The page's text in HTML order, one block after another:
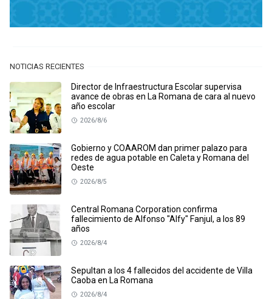
NOTICIAS RECIENTES
Director de Infraestructura Escolar supervisa
avance de obras en La Romana de cara al nuevo
año escolar
2026/8/6
Gobierno y COAAROM dan primer palazo para
redes de agua potable en Caleta y Romana del
Oeste
2026/8/5
Central Romana Corporation confirma
fallecimiento de Alfonso "Alfy" Fanjul, a los 89
años
2026/8/4
Sepultan a los 4 fallecidos del accidente de Villa
Caoba en La Romana
2026/8/4